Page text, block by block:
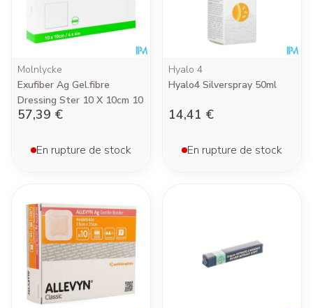
Molnlycke
Exufiber Ag Gel.fibre
Dressing Ster 10 X 10cm 10
57,39 €
En rupture de stock
Hyalo 4
Hyalo4 Silverspray 50ml
14,41 €
En rupture de stock